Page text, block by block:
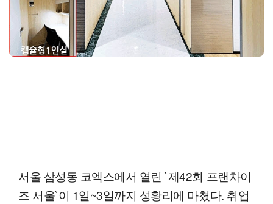
서울 삼성동 코엑스에서 열린 `제42회 프랜차이
즈 서울`이 1일~3일까지 성황리에 마쳤다. 취업